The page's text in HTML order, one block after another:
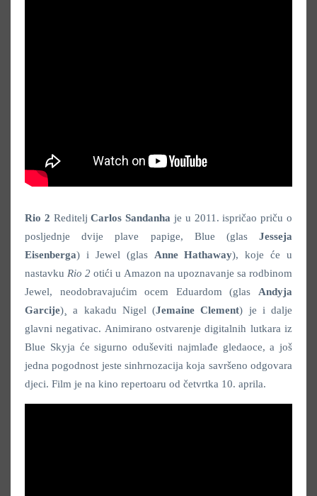
Rio 2 RediteljCarlos Sandanha je u 2011. ispričao priču o
posljednje dvije plave papige, Blue (glas Jesseja
Eisenberga) i Jewel (glas Anne Hathaway), koje će u
nastavku Rio 2 otići u Amazon na upoznavanje sa rodbinom
Jewel, neodobravajućim ocem Eduardom (glas Andyja
Garcije)¸ a kakadu Nigel (Jemaine Clement) je i dalje
glavni negativac. Animirano ostvarenje digitalnih lutkara iz
Blue Skyja će sigurno oduševiti najmlađe gledaoce, a još
jedna pogodnost jeste sinhrnozacija koja savršeno odgovara
djeci. Film je na kino repertoaru od četvrtka 10. aprila.